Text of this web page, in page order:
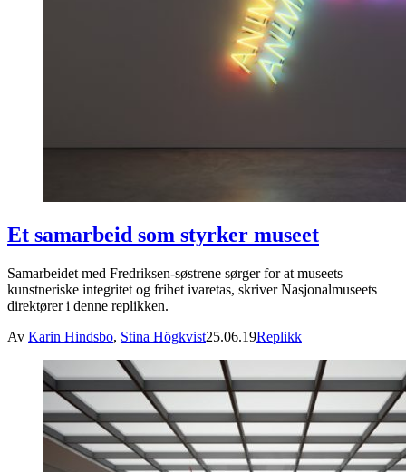
Et samarbeid som styrker museet
Samarbeidet med Fredriksen-søstrene sørger for at museets
kunstneriske integritet og frihet ivaretas, skriver Nasjonalmuseets
direktører i denne replikken.
Av Karin Hindsbo, Stina Högkvist25.06.19Replikk